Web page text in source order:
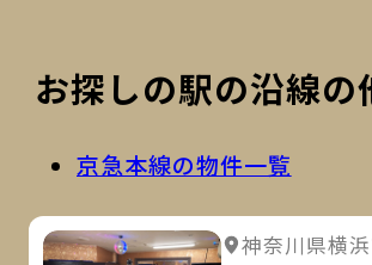
お探しの駅の沿線の
京急本線の物件一覧
詳細を見る
神奈川県横